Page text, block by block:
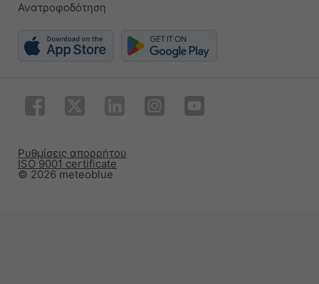
Ανατροφοδότηση
© 2026 meteoblue
ISO 9001 certificate
Ρυθμίσεις απορρήτου